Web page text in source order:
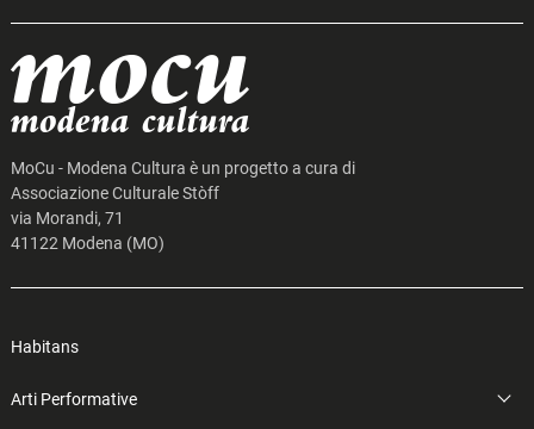
MoCu - Modena Cultura è un progetto a cura di
Associazione Culturale Stòff
via Morandi, 71
41122 Modena (MO)
Habitans
Arti Performative
Search